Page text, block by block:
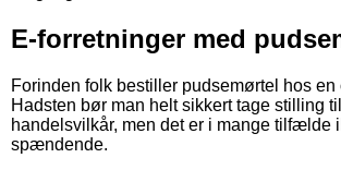
E-forretninger med
Forinden folk bestiller pudsemørtel hos
Hadsten bør man helt sikkert tage stilling
handelsvilkår, men det er i mange tilfælde
spændende.